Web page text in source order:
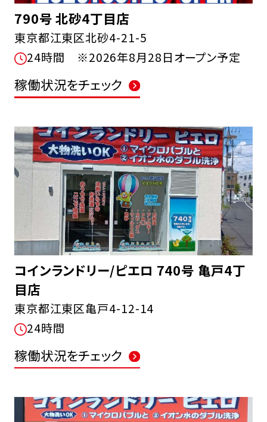
790号 北砂4丁目店
東京都江東区北砂4-21-5
24時間 ※2026年8月28日オープン予定
稼働状況をチェック
コインランドリー/ピエロ 740号 亀戸4丁
目店
東京都江東区亀戸4-12-14
24時間
稼働状況をチェック